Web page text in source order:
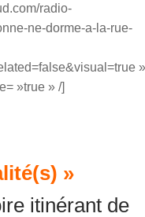
radio-
ne-dorme-a-la-rue-
»
»true » /]
»
itinérant de